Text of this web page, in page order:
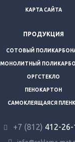
КАРТА САЙТА
ПРОДУКЦИЯ
СОТОВЫЙ
МОНОЛИТНЫЙ
ОРГСТЕКЛО
ПЕНОКАРТОН
САМОКЛЕЯЩАЯСЯ
+7 (812) 412-26-